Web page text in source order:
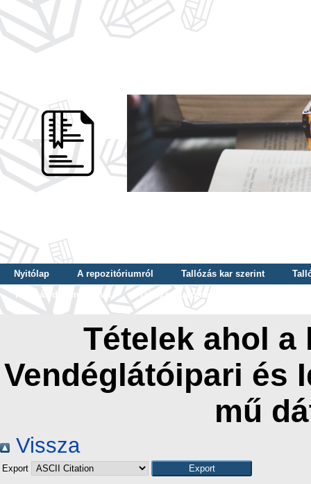
Nyitólap A repozitóriumról Tallózás kar szerint
Tallózás dátum szerint
Tallózás tudományterület szerint
Tételek ahol
Vendéglátóipari és
mű
Vissza
Export